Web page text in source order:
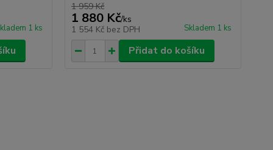
1 ks
1 959 Kč
1 880 Kč/ks
1 554 Kč bez DPH Skladem 1 ks
Přidat do košíku